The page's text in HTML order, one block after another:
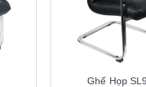
Ghế Họp